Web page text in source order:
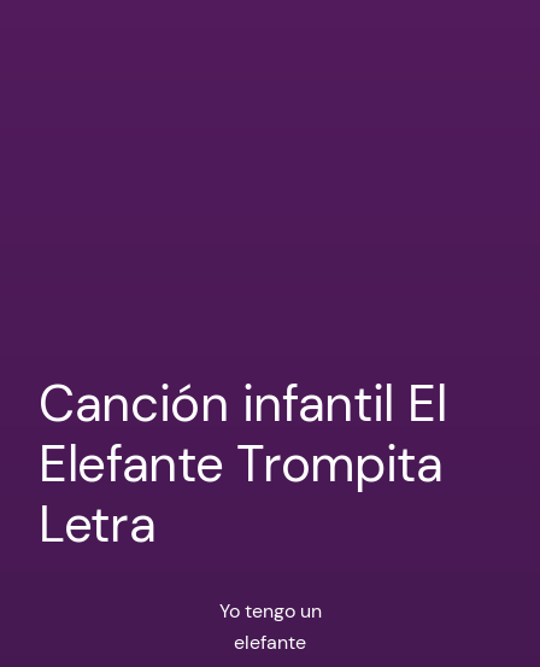
Canción infantil El
Elefante Trompita
Letra
Yo tengo un
elefante